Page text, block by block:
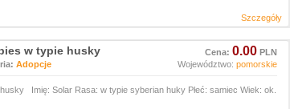
Szczegóły
w typie husky Cena: 0.00 PLN
Adopcje Województwo: pomorskie
Imię: Solar Rasa: w typie syberian huky Płeć: samiec Wiek: ok.